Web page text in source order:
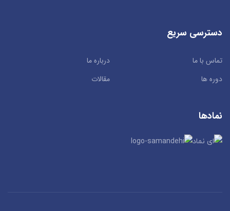
دسترسی سریع
تماس با ما
درباره ما
دوره ها
مقالات
نمادها